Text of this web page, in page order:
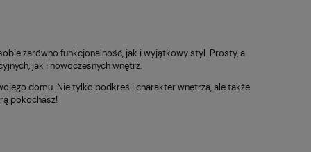
zarówno funkcjonalność, jak i wyjątkowy styl. Prosty, a
jak i nowoczesnych wnętrz.
domu. Nie tylko podkreśli charakter wnętrza, ale także
pokochasz!